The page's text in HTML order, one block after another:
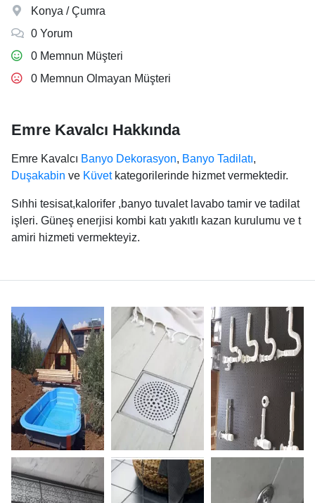
Konya / Çumra
0 Yorum
0 Memnun Müşteri
0 Memnun Olmayan Müşteri
Emre Kavalcı Hakkında
Emre Kavalcı Banyo Dekorasyon, Banyo Tadilatı,
Duşakabin ve Küvetkategorilerinde hizmet vermektedir.
Sıhhi tesisat,kalorifer ,banyo tuvalet lavabo tamir ve tadilat
işleri. Güneş enerjisi kombi katı yakıtlı kazan kurulumu ve t
amiri hizmeti vermekteyiz.